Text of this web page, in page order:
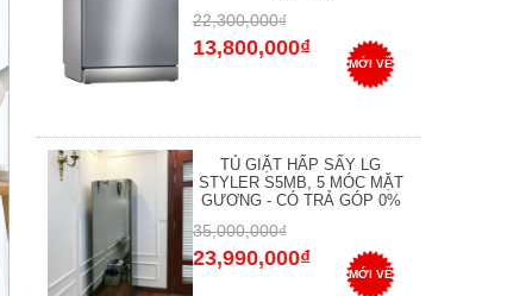
22,300,000₫
13,800,000₫
MỚI VỀ
TỦ GIẶT HẤP SẤY LG
STYLER S5MB, 5 MÓC MẶT
GƯƠNG - CÓ TRẢ GÓP 0%
35,000,000₫
23,990,000₫
MỚI VỀ